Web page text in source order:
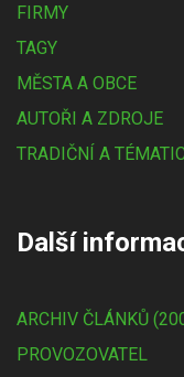
FIRMY
TAGY
MĚSTA A OBCE
AUTOŘI A ZDROJE
TRADIČNÍ A
Další
ARCHIV ČLÁNKŮ
PROVOZOVATEL